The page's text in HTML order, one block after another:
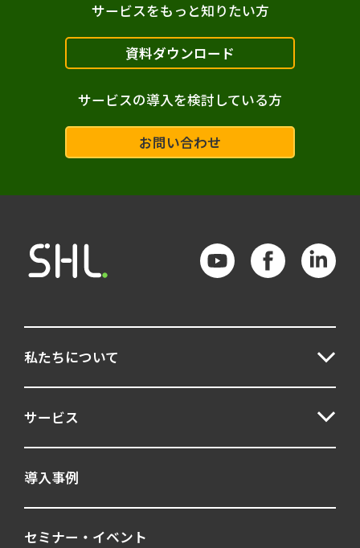
サービスをもっと知りたい方
資料ダウンロード
サービスの導入を検討している方
お問い合わせ
私たちについて
サービス
導入事例
セミナー・イベント